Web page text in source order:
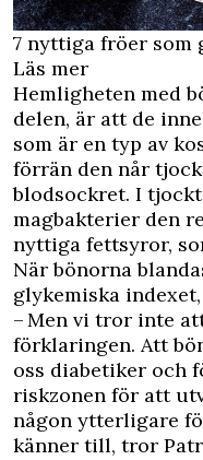
7 nyttiga fröer som
Läs mer
Hemligheten med
delen, är att de
som är en typ av
förrän den når
blodsockret. I
magbakterier den
nyttiga fettsyror,
När bönorna
glykemiska
– Men vi tror inte
förklaringen. Att
oss diabetiker och
riskzonen för att
någon ytterligare
känner till, tror